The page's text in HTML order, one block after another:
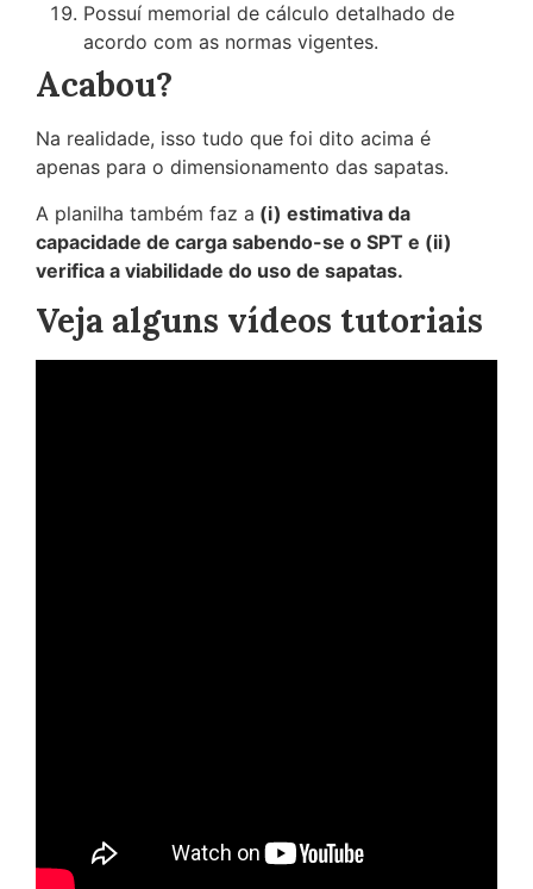
Possuí memorial de cálculo detalhado de
acordo com as normas vigentes.
Acabou?
Na realidade, isso tudo que foi dito acima é
apenas para o dimensionamento das sapatas.
A planilha também faz a (i) estimativa da
capacidade de carga sabendo-se o SPT e (ii)
verifica a viabilidade do uso de sapatas.
Veja alguns vídeos tutoriais